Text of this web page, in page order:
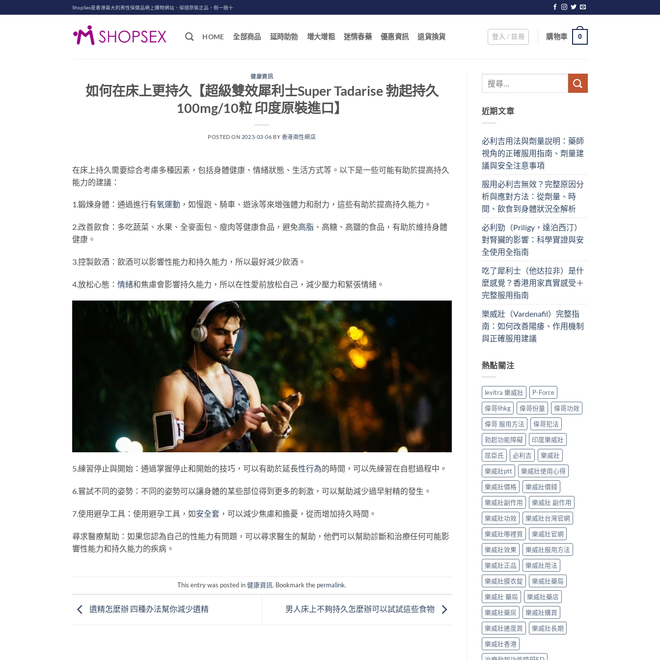
to
ShopSex是香港最大的男性保健品網上購物網站、保證原裝正品，假一賠十
HOME 全部商品 延時助勃 增大增粗 迷情春藥 優惠資訊 退貨換貨 登入 / 註冊 購物車 0
健康資訊
如何在床上更持久【超級雙效犀利士Super Tadarise 勃起持久
100mg/10粒 印度原裝進口】
POSTED ON 2023-03-06 BY 香港兩性網店
在床上持久需要綜合考慮多種因素，包括身體健康、情緒狀態、生活方式等。以下是一些可能有助於提高持久
能力的建議：
1.鍛煉身體：通過進行有氧運動 ，如慢跑、騎車、遊泳等來增強體力和耐力，這些有助於提高持久能力。
2.改善飲食：多吃蔬菜、水果、全麥面包、瘦肉等健康食品，避免高脂 、高糖、高鹽的食品，有助於維持身體
健康。
3.控製飲酒：飲酒可以影響性能力和持久能力，所以最好減少飲酒。
4.放松心態： 情緒和焦慮會影響持久能力，所以在性愛前放松自己，減少壓力和緊張情緒。
5.練習停止與開始：通過掌握停止和開始的技巧，可以有助於延長性行為的時間，可以先練習在自慰過程中。
6.嘗試不同的姿勢：不同的姿勢可以讓身體的某些部位得到更多的刺激，可以幫助減少過早射精的發生。
7.使用避孕工具：使用避孕工具，如安全套 ，可以減少焦慮和擔憂，從而增加持久時間。
尋求醫療幫助：如果您認為自己的性能力有問題，可以尋求醫生的幫助，他們可以幫助診斷和治療任何可能影
響性能力和持久能力的疾病。
This entry was posted in健康資訊. Bookmark the permalink.
遺精怎麼辦 四種办法幫你減少遺精 男人床上不夠持久怎麼辦可以試試這些食物
近期文章
必利吉用法與劑量說明：藥師
視角的正確服用指南、劑量建
議與安全注意事項
服用必利吉無效？完整原因分
析與應對方法：從劑量、時
間、飲食到身體狀況全解析
必利勁（Priligy，達泊西汀）
對腎臟的影響：科學實證與安
全使用全指南
吃了犀利士（他达拉非）是什
麼感覺？香港用家真實感受＋
完整服用指南
樂威壯（Vardenafil）完整指
南：如何改善陽痿、作用機制
與正確服用建議
熱點關注
levitra 樂威壯
P-Force
偉哥lihkg
偉哥份量
偉哥功效
偉哥 服用方法
偉哥犯法
勃起功能障礙
印度樂威壯
屈臣氏
必利吉
樂威壯
樂威壯ptt
樂威壯使用心得
樂威壯價格
樂威壯價錢
樂威壯副作用
樂威壯 副作用
樂威壯功效
樂威壯台灣官網
樂威壯哪裡買
樂威壯官網
樂威壯效果
樂威壯服用方法
樂威壯正品
樂威壯用法
樂威壯膜衣錠
樂威壯藥局
樂威壯 藥局
樂威壯藥店
樂威壯藥房
樂威壯購買
樂威壯邊度買
樂威壯長期
樂威壯香港